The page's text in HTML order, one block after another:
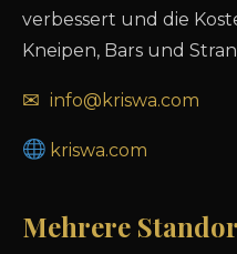
verbessert und die
Kneipen, Bars und
✉ info@kriswa.com
kriswa.com
Mehrere